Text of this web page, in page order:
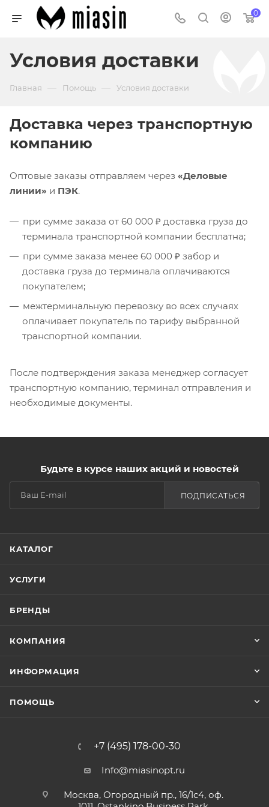
0
Условия доставки
Главная Помощь Условия доставки
Доставка через транспортную
компанию
Оптовые заказы отправляем через «Деловые
линии» и ПЭК.
при сумме заказа от 60 000 ₽ доставка груза до
терминала транспортной компании бесплатна;
при сумме заказа менее 60 000 ₽ забор и
доставка груза до терминала оплачиваются
покупателем;
межтерминальную перевозку во всех случаях
оплачивает покупатель по тарифу выбранной
транспортной компании.
После подтверждения заказа менеджер согласует
транспортную компанию, терминал отправления и
необходимые документы.
Будьте в курсе наших акций и новостей
ПОДПИСАТЬСЯ
КАТАЛОГ
УСЛУГИ
БРЕНДЫ
КОМПАНИЯ
ИНФОРМАЦИЯ
ПОМОЩЬ
+7 (495) 178-00-30
Info@miasinopt.ru
Москва, Огородный пр., 16/1с4, оф.